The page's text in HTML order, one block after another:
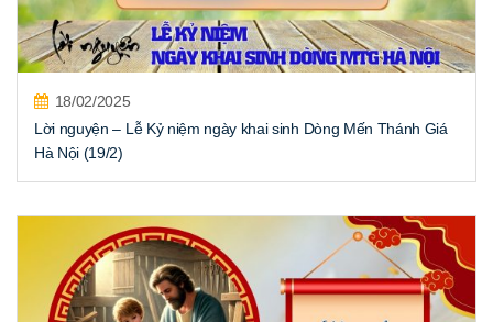
18/02/2025
Lời nguyện – Lễ Kỷ niệm ngày khai sinh Dòng Mến Thánh Giá
Hà Nội (19/2)